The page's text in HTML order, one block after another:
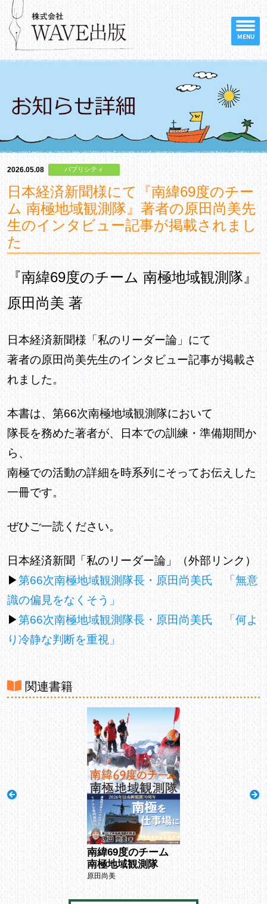
MENU
日本経済新聞様にて『南緯69度のチー
ム 南極地域観測隊』著者の原田尚美先
生のインタビュー記事が掲載されまし
た
2026.05.08 パブリシティ
『南緯69度のチーム 南極地域観測隊』
原田尚美 著
日本経済新聞様「私のリーダー論」にて
著者の原田尚美先生のインタビュー記事が掲載さ
れました。
本書は、第66次南極地域観測隊において
隊長を務めた著者が、日本での訓練・準備期間か
ら、
南極での活動の詳細を時系列にそってお伝えした
一冊です。
ぜひご一読ください。
日本経済新聞「私のリーダー論」（外部リンク）
▶第66次南極地域観測隊長・原田尚美氏 「無意
識の偏見をなくそう」
▶第66次南極地域観測隊長・原田尚美氏 「何よ
り冷静な判断を重視」
関連書籍
69度のチーム
南緯69度のチーム
南極地域観測隊
原田尚美
南緯69度のチ